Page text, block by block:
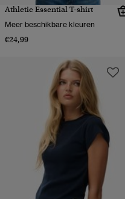
Athletic Essential T-shirt
Meer beschikbare kleuren
€24,99